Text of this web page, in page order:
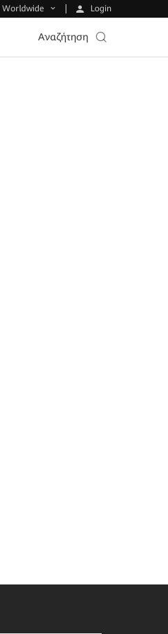
Worldwide Login
Αναζήτηση